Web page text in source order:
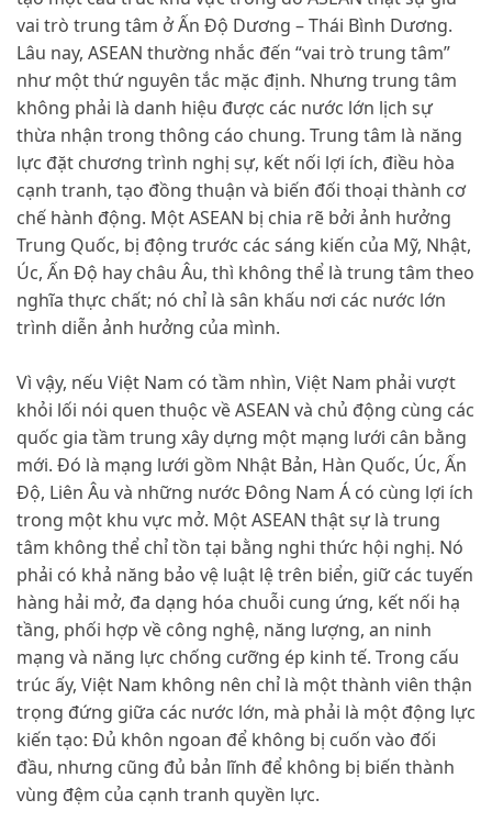
vai trò trung tâm ở Ấn Độ Dương – Thái Bình Dương.
Lâu nay, ASEAN thường nhắc đến “vai trò trung tâm”
như một thứ nguyên tắc mặc định. Nhưng trung tâm
không phải là danh hiệu được các nước lớn lịch sự
thừa nhận trong thông cáo chung. Trung tâm là năng
lực đặt chương trình nghị sự, kết nối lợi ích, điều hòa
cạnh tranh, tạo đồng thuận và biến đối thoại thành cơ
chế hành động. Một ASEAN bị chia rẽ bởi ảnh hưởng
Trung Quốc, bị động trước các sáng kiến của Mỹ, Nhật,
Úc, Ấn Độ hay châu Âu, thì không thể là trung tâm theo
nghĩa thực chất; nó chỉ là sân khấu nơi các nước lớn
trình diễn ảnh hưởng của mình.
Vì vậy, nếu Việt Nam có tầm nhìn, Việt Nam phải vượt
khỏi lối nói quen thuộc về ASEAN và chủ động cùng các
quốc gia tầm trung xây dựng một mạng lưới cân bằng
mới. Đó là mạng lưới gồm Nhật Bản, Hàn Quốc, Úc, Ấn
Độ, Liên Âu và những nước Đông Nam Á có cùng lợi ích
trong một khu vực mở. Một ASEAN thật sự là trung
tâm không thể chỉ tồn tại bằng nghi thức hội nghị. Nó
phải có khả năng bảo vệ luật lệ trên biển, giữ các tuyến
hàng hải mở, đa dạng hóa chuỗi cung ứng, kết nối hạ
tầng, phối hợp về công nghệ, năng lượng, an ninh
mạng và năng lực chống cưỡng ép kinh tế. Trong cấu
trúc ấy, Việt Nam không nên chỉ là một thành viên thận
trọng đứng giữa các nước lớn, mà phải là một động lực
kiến tạo: Đủ khôn ngoan để không bị cuốn vào đối
đầu, nhưng cũng đủ bản lĩnh để không bị biến thành
vùng đệm của cạnh tranh quyền lực.